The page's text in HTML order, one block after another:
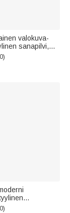
valokuva-
sanapilvi,
ylimitoitettu
–
ja